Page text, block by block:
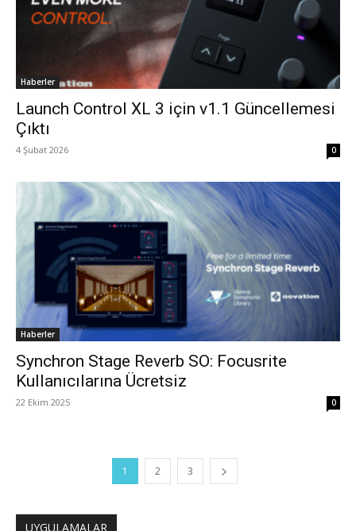
Haberler
Launch Control XL 3 için v1.1 Güncellemesi
Çıktı
4 Şubat 2026 0
Haberler
Synchron Stage Reverb SO: Focusrite
Kullanıcılarına Ücretsiz
22 Ekim 2025 0
1 2 3
UYGULAMALAR